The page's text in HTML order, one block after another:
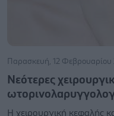
Παρασκευή, 12 Φεβρουαρίου
Νεότερες
Η χειρουργική κεφαλής